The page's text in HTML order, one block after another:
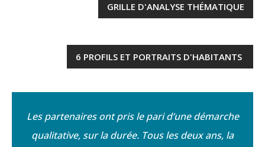
GRILLE D'ANALYSE THÉMATIQUE
6 PROFILS ET PORTRAITS D'HABITANTS
Les partenaires ont pris le pari d’une démarche
qualitative, sur la durée. Tous les deux ans, la